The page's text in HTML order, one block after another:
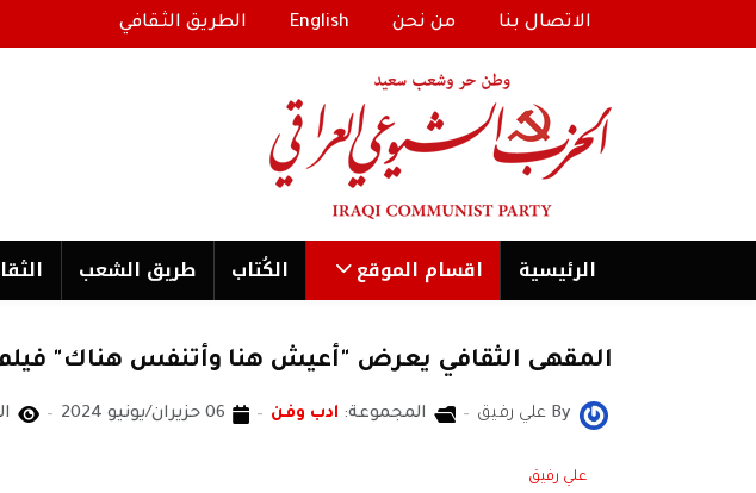
الاتصال بنا من نحن English الطريق الثقافي
الرئیسية اقسام الموقع الكُتاب طریق الشعب
المقهى الثقافي يعرض "أعيش هنا وأتنفس هناك" فيلم
By علي رفيق المجموعة: ادب وفن 06 حزيران/يونيو 2024
علي رفيق